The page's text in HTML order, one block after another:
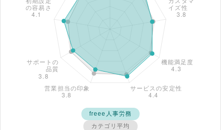
freee人事労務
カテゴリ平均